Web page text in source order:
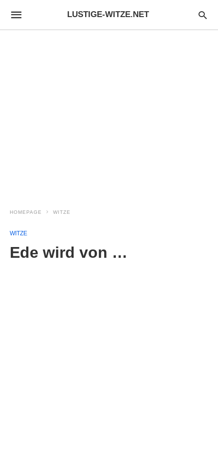
LUSTIGE-WITZE.NET
HOMEPAGE WITZE
WITZE
Ede wird von …